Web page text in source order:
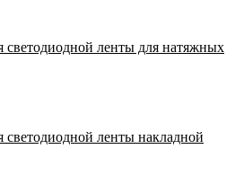
светодиодной ленты для натяжных
светодиодной ленты накладной